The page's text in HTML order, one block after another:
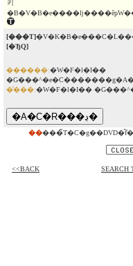
키
[���T]
[�ЂQ]
������:�W�F�l�I��
�̔���:�W�F�l�I��
��
<<BACK SEARCH